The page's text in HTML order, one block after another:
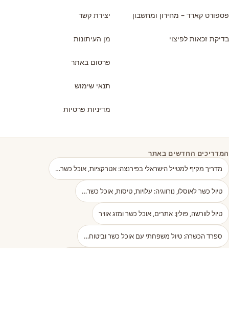
פספורט קארד – מחירון ומחשבון
בדיקת זכאות לפיצוי
יצירת קשר
מן העיתונות
פרסום באתר
תנאי שימוש
מדיניות פרטיות
המדריכים החדשים באתר
מדריך מקיף למטייל הישראלי בפירנצה: אטרקציות, אוכל כשר…
טיול כשר לאוסלו, נורווגיה: עלויות, טיסות, אוכל כשר…
טיול לוורשה, פולין: אתרים, אוכל כשר ומזג אוויר
ספרד הכשרה: טיול משפחתי עם אוכל כשר וביטוח…